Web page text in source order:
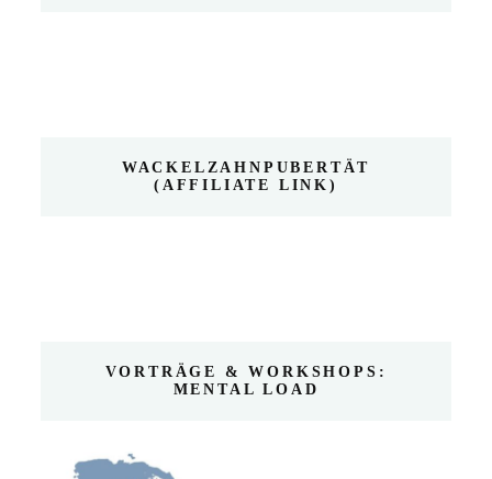
WACKELZAHNPUBERTÄT
(AFFILIATE LINK)
VORTRÄGE & WORKSHOPS:
MENTAL LOAD